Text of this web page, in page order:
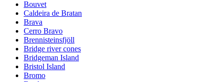
Bouvet
Caldeira de Bratan
Brava
Cerro Bravo
Brennisteinsfjöll
Bridge river cones
Bridgeman Island
Bristol Island
Bromo